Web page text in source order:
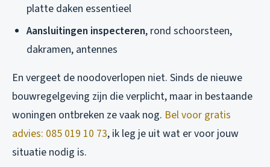
platte daken essentieel
Aansluitingen inspecteren, rond schoorsteen,
dakramen, antennes
En vergeet de noodoverlopen niet. Sinds de nieuwe
bouwregelgeving zijn die verplicht, maar in bestaande
woningen ontbreken ze vaak nog. Bel voor gratis
advies: 085 019 10 73, ik leg je uit wat er voor jouw
situatie nodig is.